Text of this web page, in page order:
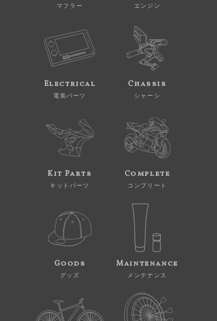
マフラー エンジン
Electrical
電装パーツ
Chassis
シャーシ
Kit Parts
キットパーツ
Complete
コンプリート
Goods
グッズ
Maintenance
メンテナンス